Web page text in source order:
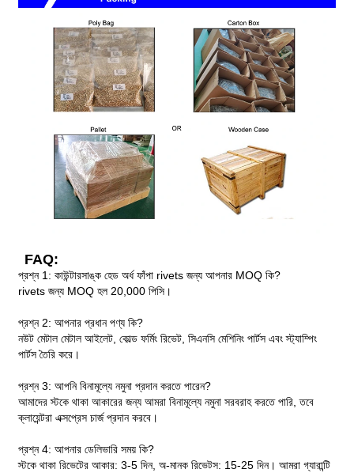
FAQ:
প্রশ্ন 1: কাউন্টারসাঙ্ক হেড অর্ধ ফাঁপা rivets জন্য আপনার MOQ কি?
rivets জন্য MOQ হল 20,000 পিসি।
প্রশ্ন 2: আপনার প্রধান পণ্য কি?
নউট মেটাল মেটাল আইলেট, কোল্ড ফর্মিং রিভেট, সিএনসি মেশিনিং পার্টস এবং স্ট্যাম্পিং
পার্টস তৈরি করে।
প্রশ্ন 3: আপনি বিনামূল্যে নমুনা প্রদান করতে পারেন?
আমাদের স্টকে থাকা আকারের জন্য আমরা বিনামূল্যে নমুনা সরবরাহ করতে পারি, তবে
ক্লায়েন্টরা এক্সপ্রেস চার্জ প্রদান করবে।
প্রশ্ন 4: আপনার ডেলিভারি সময় কি?
স্টকে থাকা রিভেটের আকার: 3-5 দিন, অ-মানক রিভেটস: 15-25 দিন। আমরা গ্যারান্টি